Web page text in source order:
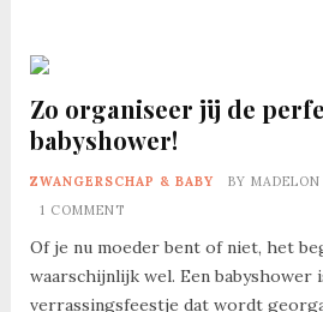
Zo organiseer jij de
babyshower!
ZWANGERSCHAP & BABY BY MADELON
1 COMMENT
Of je nu moeder bent of niet, het
waarschijnlijk wel. Een babyshower
verrassingsfeestje dat wordt